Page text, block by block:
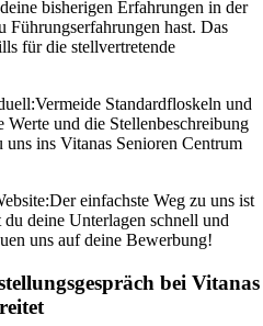
bisherigen Erfahrungen in der
Führungserfahrungen hast. Das
für die stellvertretende
Vermeide Standardfloskeln und
Werte und die Stellenbeschreibung
ins Vitanas Senioren Centrum
Der einfachste Weg zu uns ist
deine Unterlagen schnell und
uns auf deine Bewerbung!
bei Vitanas